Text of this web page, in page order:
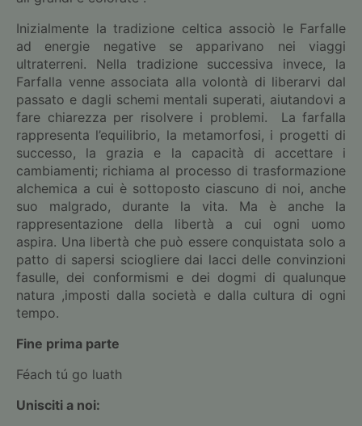
Inizialmente la tradizione celtica associò le Farfalle
ad energie negative se apparivano nei viaggi
ultraterreni. Nella tradizione successiva invece, la
Farfalla venne associata alla volontà di liberarvi dal
passato e dagli schemi mentali superati, aiutandovi a
fare chiarezza per risolvere i problemi. La farfalla
rappresenta l’equilibrio, la metamorfosi, i progetti di
successo, la grazia e la capacità di accettare i
cambiamenti; richiama al processo di trasformazione
alchemica a cui è sottoposto ciascuno di noi, anche
suo malgrado, durante la vita. Ma è anche la
rappresentazione della libertà a cui ogni uomo
aspira. Una libertà che può essere conquistata solo a
patto di sapersi sciogliere dai lacci delle convinzioni
fasulle, dei conformismi e dei dogmi di qualunque
natura ,imposti dalla società e dalla cultura di ogni
tempo.
Fine prima parte
Féach tú go luath
Unisciti a noi: